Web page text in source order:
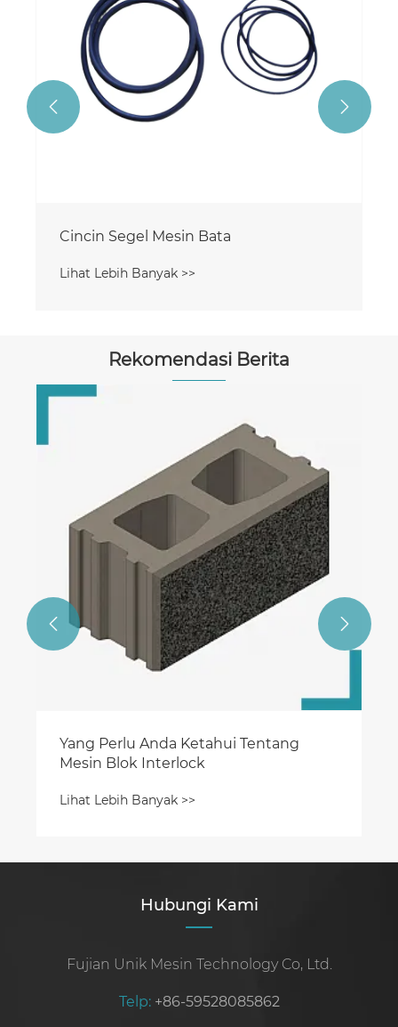
Cincin Segel Mesin Bata
Lihat Lebih Banyak >>
 
Rekomendasi Berita
Yang Perlu Anda Ketahui Tentang
Mesin Blok Interlock
Lihat Lebih Banyak >>
 
Hubungi Kami
Fujian Unik Mesin Technology Co, Ltd.
Telp: +86-59528085862